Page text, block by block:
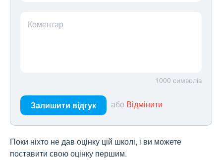
Коментар
1000 символів
Залишити відгук або Відмінити
Поки ніхто не дав оцінку цій школі, і ви можете
поставити свою оцінку першим.